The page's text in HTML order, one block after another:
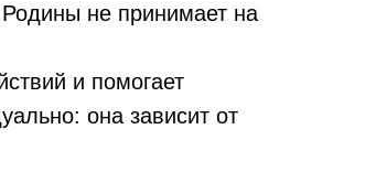
не принимает на
и помогает
она зависит от